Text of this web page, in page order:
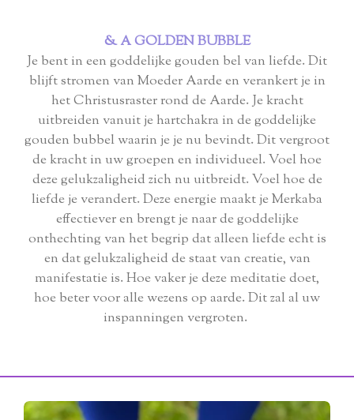
& A GOLDEN BUBBLE
Je bent in een goddelijke gouden bel van liefde. Dit
blijft stromen van Moeder Aarde en verankert je in
het Christusraster rond de Aarde. Je kracht
uitbreiden vanuit je hartchakra in de goddelijke
gouden bubbel waarin je je nu bevindt. Dit vergroot
de kracht in uw groepen en individueel. Voel hoe
deze gelukzaligheid zich nu uitbreidt. Voel hoe de
liefde je verandert. Deze energie maakt je Merkaba
effectiever en brengt je naar de goddelijke
onthechting van het begrip dat alleen liefde echt is
en dat gelukzaligheid de staat van creatie, van
manifestatie is. Hoe vaker je deze meditatie doet,
hoe beter voor alle wezens op aarde. Dit zal al uw
inspanningen vergroten.